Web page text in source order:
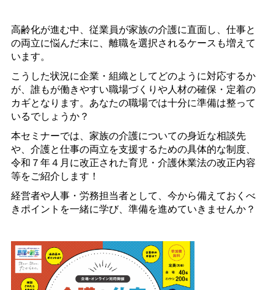
高齢化が進む中、従業員が家族の介護に直面し、仕事と
の両立に悩んだ末に、離職を選択されるケースも増えて
います。
こうした状況に企業・組織としてどのように対応するか
が、誰もが働きやすい職場づくりや人材の確保・定着の
カギとなります。あなたの職場では十分に準備は整って
いるでしょうか？
本セミナーでは、家族の介護についての身近な相談先
や、介護と仕事の両立を支援するための具体的な制度、
令和７年４月に改正された育児・介護休業法の改正内容
等をご紹介します！
経営者や人事・労務担当者として、今から備えておくべ
きポイントを一緒に学び、準備を進めていきませんか？